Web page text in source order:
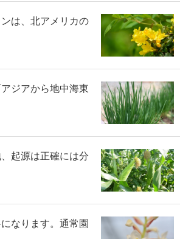
は、北アメリカの
ジアから地中海東
起源は正確には分
なります。通常園